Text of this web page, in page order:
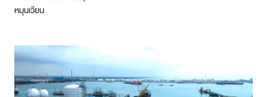
หมุนเวียน